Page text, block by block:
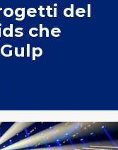
del
che